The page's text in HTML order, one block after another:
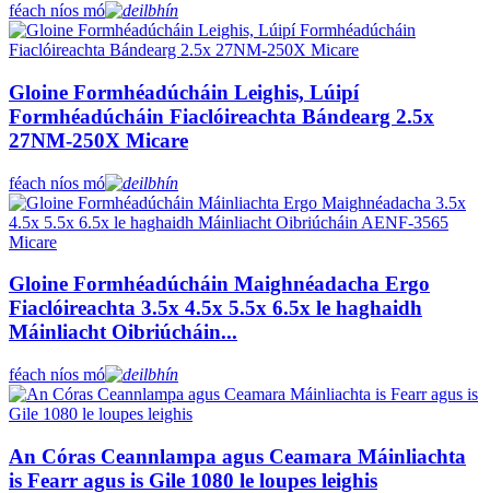
féach níos mó
Gloine Formhéadúcháin Leighis, Lúipí
Formhéadúcháin Fiaclóireachta Bándearg 2.5x
27NM-250X Micare
féach níos mó
Gloine Formhéadúcháin Maighnéadacha Ergo
Fiaclóireachta 3.5x 4.5x 5.5x 6.5x le haghaidh
Máinliacht Oibriúcháin...
féach níos mó
An Córas Ceannlampa agus Ceamara Máinliachta
is Fearr agus is Gile 1080 le loupes leighis